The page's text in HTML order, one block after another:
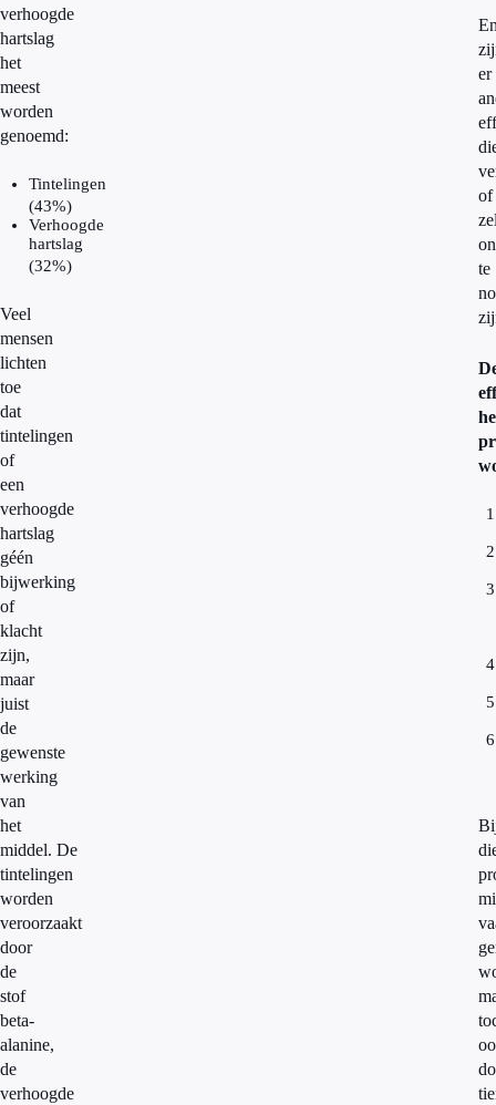
verhoogde
hartslag
het
meest
worden
genoemd:
Tintelingen
(43%)
Verhoogde
hartslag
(32%)
Veel
mensen
lichten
toe
dat
tintelingen
of
een
verhoogde
hartslag
géén
bijwerking
of
klacht
zijn,
maar
juist
de
gewenste
werking
van
het
middel. De
tintelingen
worden
veroorzaakt
door
de
stof
beta-
alanine,
de
verhoogde
er
of
te